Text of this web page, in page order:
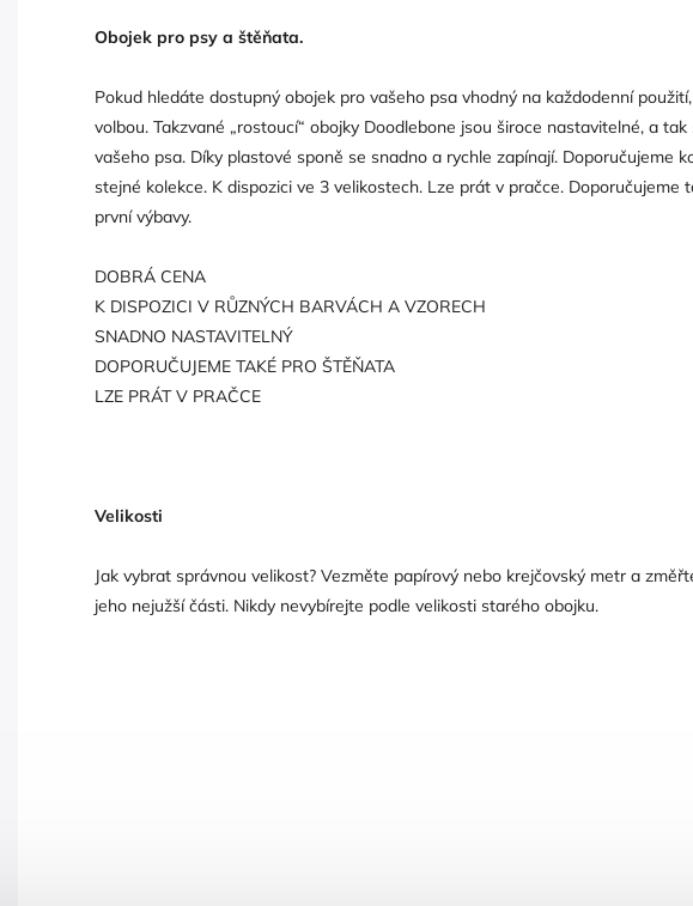
Obojek pro psy a štěňata.
Pokud hledáte dostupný obojek pro vašeho psa vhodný na každodenní
volbou. Takzvané „rostoucí“ obojky Doodlebone jsou široce nastavitelné, a
vašeho psa. Díky plastové sponě se snadno a rychle zapínají. Doporučujeme
stejné kolekce. K dispozici ve 3 velikostech. Lze prát v pračce. Doporučujeme
první výbavy.
DOBRÁ CENA
K DISPOZICI V RŮZNÝCH BARVÁCH A VZORECH
SNADNO NASTAVITELNÝ
DOPORUČUJEME TAKÉ PRO ŠTĚŇATA
LZE PRÁT V PRAČCE
Velikosti
Jak vybrat správnou velikost? Vezměte papírový nebo krejčovský metr a
jeho nejužší části. Nikdy nevybírejte podle velikosti starého obojku.